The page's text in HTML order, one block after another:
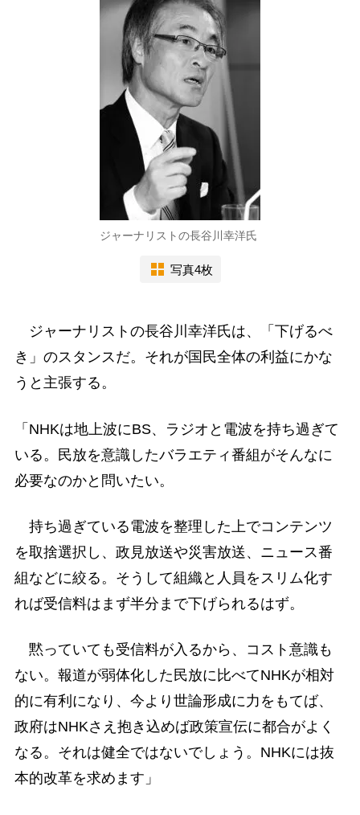
ジャーナリストの長谷川幸洋氏
写真4枚
ジャーナリストの長谷川幸洋氏は、「下げるべ
き」のスタンスだ。それが国民全体の利益にかな
うと主張する。
「NHKは地上波にBS、ラジオと電波を持ち過ぎて
いる。民放を意識したバラエティ番組がそんなに
必要なのかと問いたい。
持ち過ぎている電波を整理した上でコンテンツ
を取捨選択し、政見放送や災害放送、ニュース番
組などに絞る。そうして組織と人員をスリム化す
れば受信料はまず半分まで下げられるはず。
黙っていても受信料が入るから、コスト意識も
ない。報道が弱体化した民放に比べてNHKが相対
的に有利になり、今より世論形成に力をもてば、
政府はNHKさえ抱き込めば政策宣伝に都合がよく
なる。それは健全ではないでしょう。NHKには抜
本的改革を求めます」